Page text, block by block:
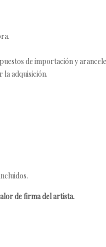
de importación y
la adquisición.
de firma del artista.